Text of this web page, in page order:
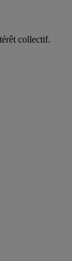
collectif.